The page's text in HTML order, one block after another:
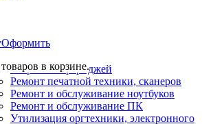
Оформить
в корзине.
Заправка картриджей
Ремонт печатной техники, сканеров
Ремонт и обслуживание ноутбуков
Ремонт и обслуживание ПК
Утилизация оргтехники, электронного